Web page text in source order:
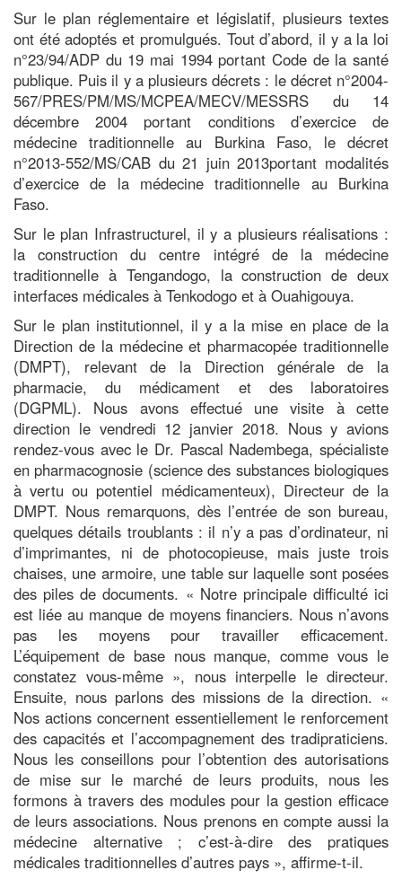
Sur le plan réglementaire et législatif, plusieurs textes
ont été adoptés et promulgués. Tout d’abord, il y a la loi
n°23/94/ADP du 19 mai 1994 portant Code de la santé
publique. Puis il y a plusieurs décrets : le décret n°2004-
567/PRES/PM/MS/MCPEA/MECV/MESSRS du 14
décembre 2004 portant conditions d’exercice de
médecine traditionnelle au Burkina Faso, le décret
n°2013-552/MS/CAB du 21 juin 2013portant modalités
d’exercice de la médecine traditionnelle au Burkina
Faso.
Sur le plan Infrastructurel, il y a plusieurs réalisations :
la construction du centre intégré de la médecine
traditionnelle à Tengandogo, la construction de deux
interfaces médicales à Tenkodogo et à Ouahigouya.
Sur le plan institutionnel, il y a la mise en place de la
Direction de la médecine et pharmacopée traditionnelle
(DMPT), relevant de la Direction générale de la
pharmacie, du médicament et des laboratoires
(DGPML). Nous avons effectué une visite à cette
direction le vendredi 12 janvier 2018. Nous y avions
rendez-vous avec le Dr. Pascal Nadembega, spécialiste
en pharmacognosie (science des substances biologiques
à vertu ou potentiel médicamenteux), Directeur de la
DMPT. Nous remarquons, dès l’entrée de son bureau,
quelques détails troublants : il n’y a pas d’ordinateur, ni
d’imprimantes, ni de photocopieuse, mais juste trois
chaises, une armoire, une table sur laquelle sont posées
des piles de documents. « Notre principale difficulté ici
est liée au manque de moyens financiers. Nous n’avons
pas les moyens pour travailler efficacement.
L’équipement de base nous manque, comme vous le
constatez vous-même », nous interpelle le directeur.
Ensuite, nous parlons des missions de la direction. «
Nos actions concernent essentiellement le renforcement
des capacités et l’accompagnement des tradipraticiens.
Nous les conseillons pour l’obtention des autorisations
de mise sur le marché de leurs produits, nous les
formons à travers des modules pour la gestion efficace
de leurs associations. Nous prenons en compte aussi la
médecine alternative ; c’est-à-dire des pratiques
médicales traditionnelles d’autres pays », affirme-t-il.